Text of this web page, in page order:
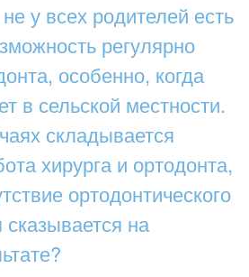
у всех родителей есть
регулярно
особенно, когда
в сельской местности.
складывается
хирурга и ортодонта,
ортодонтического
на